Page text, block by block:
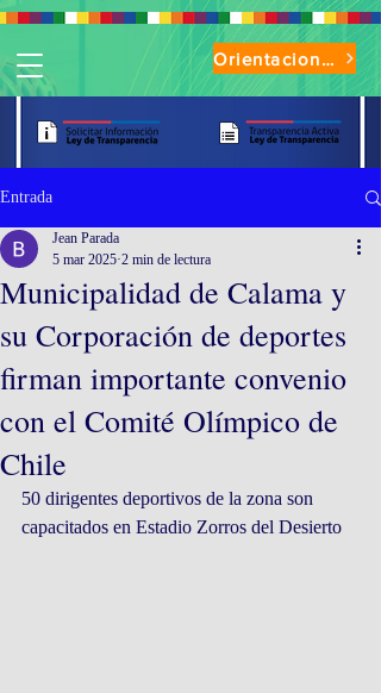
Orientaciones de Uso Parque Oasis
Entrada
Municipalidad de Calama y
su Corporación de deportes
firman importante convenio
con el Comité Olímpico de
Chile
Jean Parada
5 mar 2025 2 min de lectura
50 dirigentes deportivos de la zona son
capacitados en Estadio Zorros del Desierto